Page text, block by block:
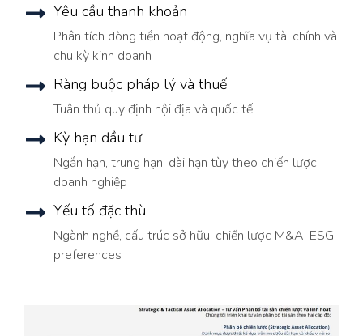
Yêu cầu thanh khoản
Phân tích dòng tiền hoạt động, nghĩa vụ tài chính và
chu kỳ kinh doanh
Ràng buộc pháp lý và thuế
Tuân thủ quy định nội địa và quốc tế
Kỳ hạn đầu tư
Ngắn hạn, trung hạn, dài hạn tùy theo chiến lược
doanh nghiệp
Yếu tố đặc thù
Ngành nghề, cấu trúc sở hữu, chiến lược M&A, ESG
preferences